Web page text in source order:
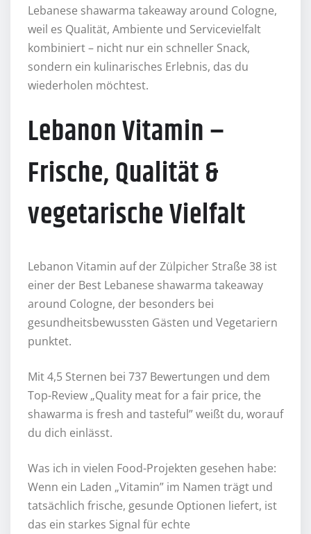
Lebanese shawarma takeaway around Cologne,
weil es Qualität, Ambiente und Servicevielfalt
kombiniert – nicht nur ein schneller Snack,
sondern ein kulinarisches Erlebnis, das du
wiederholen möchtest.
Lebanon Vitamin –
Frische, Qualität &
vegetarische Vielfalt
Lebanon Vitamin auf der Zülpicher Straße 38 ist
einer der Best Lebanese shawarma takeaway
around Cologne, der besonders bei
gesundheitsbewussten Gästen und Vegetariern
punktet.
Mit 4,5 Sternen bei 737 Bewertungen und dem
Top-Review „Quality meat for a fair price, the
shawarma is fresh and tasteful” weißt du, worauf
du dich einlässt.
Was ich in vielen Food-Projekten gesehen habe:
Wenn ein Laden „Vitamin” im Namen trägt und
tatsächlich frische, gesunde Optionen liefert, ist
das ein starkes Signal für echte